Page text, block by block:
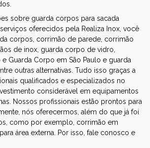
sobre guarda corpos para sacada
oferecidos pela Realiza Inox, você
corpos, corrimão de parede, corrimão
de inox, guarda corpo de vidro,
Guarda Corpo em São Paulo e guarda
outras alternativas. Tudo isso graças a
qualificados e especializados no
considerável em equipamentos
Nossos profissionais estão prontos para
nós oferecermos, além do que já foi
como por exemplo, corrimão em
área externa. Por isso, fale conosco e